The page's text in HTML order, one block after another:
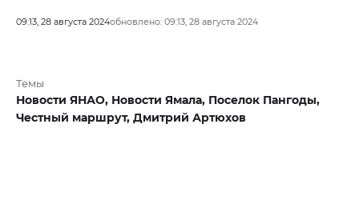
09:13, 28 августа 2024обновлено: 09:13, 28 августа 2024
Темы
Новости ЯНАО, Новости Ямала, Поселок Пангоды,
Честный маршрут, Дмитрий Артюхов